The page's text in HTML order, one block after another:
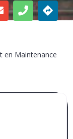
en Maintenance